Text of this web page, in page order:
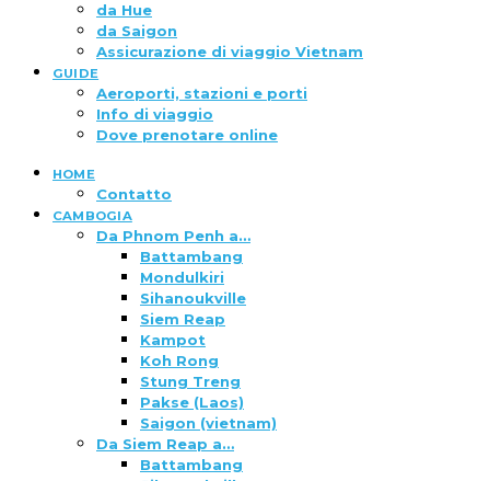
da Hue
da Saigon
Assicurazione di viaggio Vietnam
GUIDE
Aeroporti, stazioni e porti
Info di viaggio
Dove prenotare online
HOME
Contatto
CAMBOGIA
Da Phnom Penh a…
Battambang
Mondulkiri
Sihanoukville
Siem Reap
Kampot
Koh Rong
Stung Treng
Pakse (Laos)
Saigon (vietnam)
Da Siem Reap a…
Battambang